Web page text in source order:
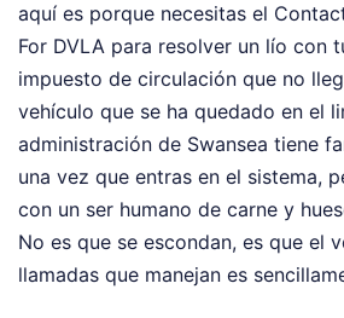
aquí es porque necesitas el
For DVLA para resolver un lío con
impuesto de circulación que no
vehículo que se ha quedado en el
administración de Swansea tiene
una vez que entras en el sistema,
con un ser humano de carne y
No es que se escondan, es que el
llamadas que manejan es